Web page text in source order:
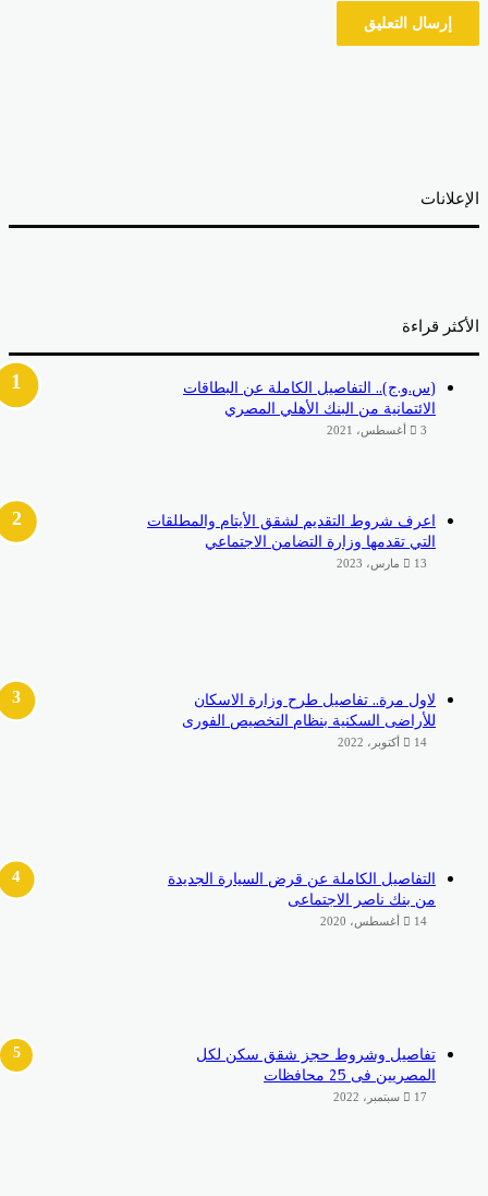
قراءة
(س.و.ج).. التفاصيل الكاملة عن البطاقات
الائتمانية من البنك الأهلي المصري
اعرف شروط التقديم لشقق الأيتام والمطلقات
التي تقدمها وزارة التضامن الاجتماعي
لاول مرة.. تفاصيل طرح وزارة الاسكان
للأراضى السكنية بنظام التخصيص الفورى
التفاصيل الكاملة عن قرض السيارة الجديدة
من بنك ناصر الاجتماعى
تفاصيل وشروط حجز شقق سكن لكل
المصريين فى 25 محافظات